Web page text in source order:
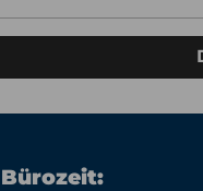
Bürozeit: